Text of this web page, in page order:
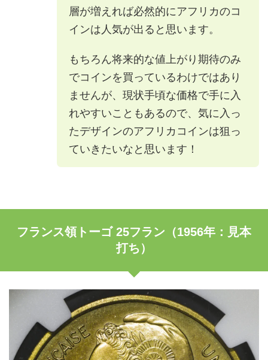
層が増えれば必然的にアフリカのコ
インは人気が出ると思います。
もちろん将来的な値上がり期待のみ
でコインを買っているわけではあり
ませんが、現状手頃な価格で手に入
れやすいこともあるので、気に入っ
たデザインのアフリカコインは狙っ
ていきたいなと思います！
フランス領トーゴ 25フラン（1956年：見本
打ち）